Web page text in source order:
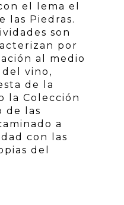
el lema el
las Piedras.
son
por
al medio
vino,
de la
la Colección
de las
a
con las
del